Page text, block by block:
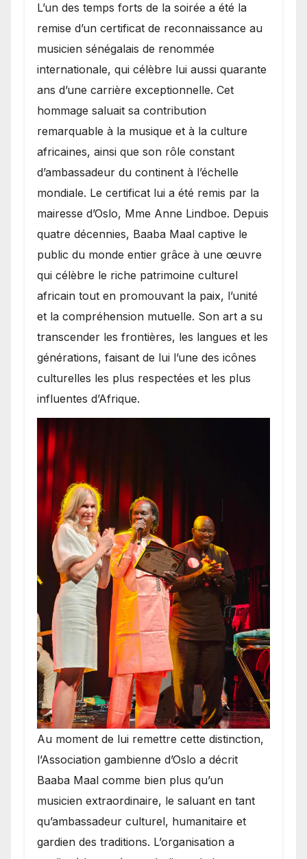
​L’un des temps forts de la soirée a été la
remise d’un certificat de reconnaissance au
musicien sénégalais de renommée
internationale, qui célèbre lui aussi quarante
ans d’une carrière exceptionnelle. Cet
hommage saluait sa contribution
remarquable à la musique et à la culture
africaines, ainsi que son rôle constant
d’ambassadeur du continent à l’échelle
mondiale. Le certificat lui a été remis par la
mairesse d’Oslo, Mme Anne Lindboe. Depuis
quatre décennies, Baaba Maal captive le
public du monde entier grâce à une œuvre
qui célèbre le riche patrimoine culturel
africain tout en promouvant la paix, l’unité
et la compréhension mutuelle. Son art a su
transcender les frontières, les langues et les
générations, faisant de lui l’une des icônes
culturelles les plus respectées et les plus
influentes d’Afrique.
​Au moment de lui remettre cette distinction,
l’Association gambienne d’Oslo a décrit
Baaba Maal comme bien plus qu’un
musicien extraordinaire, le saluant en tant
qu’ambassadeur culturel, humanitaire et
gardien des traditions. L’organisation a